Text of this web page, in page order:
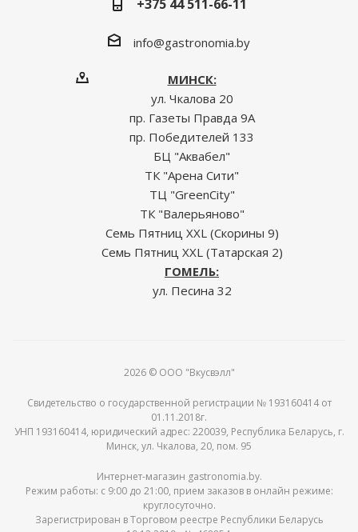
+375 44 511-66-11
info@gastronomia.by
МИНСК:
ул. Чкалова 20
пр. Газеты Правда 9А
пр. Победителей 133
БЦ "Аквабел"
ТК "Арена Сити"
ТЦ "GreenCity"
ТК "Валерьяново"
Семь Пятниц XXL (Скорины 9)
Семь Пятниц XXL (Татарская 2)
ГОМЕЛЬ:
ул. Песина 32
2026 © ООО "Вкусвэлл"
Свидетельство о государственной регистрации № 193160414 от
01.11.2018г.
УНП 193160414, юридический адрес: 220039, Республика Беларусь, г.
Минск, ул. Чкалова, 20, пом. 95
Интернет-магазин gastronomia.by.
Режим работы: c 9:00 до 21:00, прием заказов в онлайн режиме:
круглосуточно.
Зарегистрирован в Торговом реестре Республики Беларусь